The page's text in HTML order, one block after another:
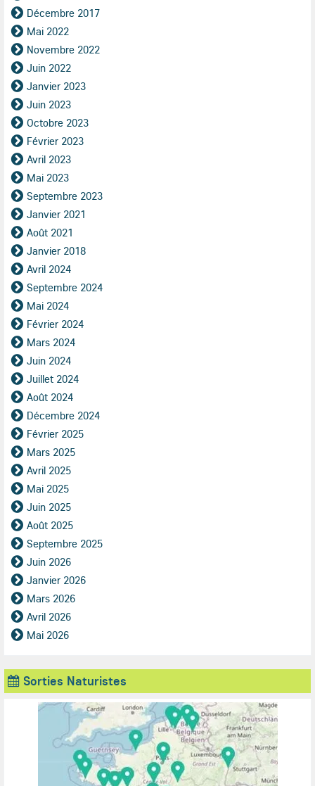
Décembre 2017
Mai 2022
Novembre 2022
Juin 2022
Janvier 2023
Juin 2023
Octobre 2023
Février 2023
Avril 2023
Mai 2023
Septembre 2023
Janvier 2021
Août 2021
Janvier 2018
Avril 2024
Septembre 2024
Mai 2024
Février 2024
Mars 2024
Juin 2024
Juillet 2024
Août 2024
Décembre 2024
Février 2025
Mars 2025
Avril 2025
Mai 2025
Juin 2025
Août 2025
Septembre 2025
Juin 2026
Janvier 2026
Mars 2026
Avril 2026
Mai 2026
Sorties Naturistes